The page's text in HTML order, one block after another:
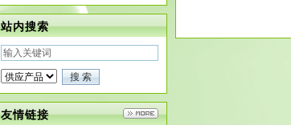
站内搜索
友情链接